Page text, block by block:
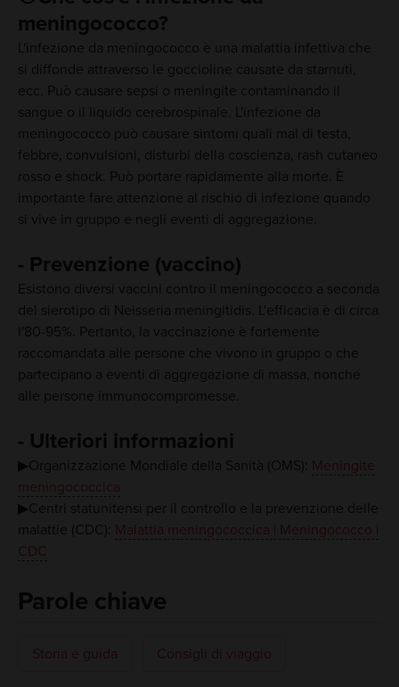
meningococco?
L'infezione da meningococco è una malattia infettiva che
si diffonde attraverso le goccioline causate da starnuti,
ecc. Può causare sepsi o meningite contaminando il
sangue o il liquido cerebrospinale. L'infezione da
meningococco può causare sintomi quali mal di testa,
febbre, convulsioni, disturbi della coscienza, rash cutaneo
rosso e shock. Può portare rapidamente alla morte. È
importante fare attenzione al rischio di infezione quando
si vive in gruppo e negli eventi di aggregazione.
- Prevenzione (vaccino)
Esistono diversi vaccini contro il meningococco a seconda
del sierotipo di Neisseria meningitidis. L'efficacia è di circa
l'80-95%. Pertanto, la vaccinazione è fortemente
raccomandata alle persone che vivono in gruppo o che
partecipano a eventi di aggregazione di massa, nonché
alle persone immunocompromesse.
- Ulteriori informazioni
▶Organizzazione Mondiale della Sanità (OMS): Meningite
meningococcica
▶Centri statunitensi per il controllo e la prevenzione delle
malattie (CDC): Malattia meningococcica | Meningococco |
CDC
Parole chiave
Storia e guida Consigli di viaggio